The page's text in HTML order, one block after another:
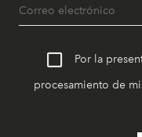
Por la
procesamiento de